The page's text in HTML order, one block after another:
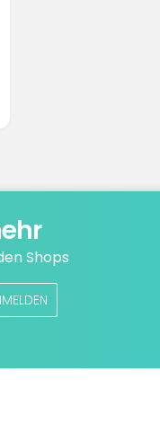
Shops